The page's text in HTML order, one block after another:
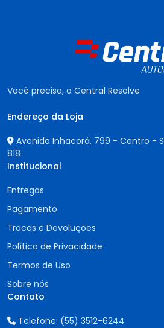
Você precisa, a Central Resolve
Endereço da Loja
Avenida Inhacorá, 799 - Centro -
818
Institucional
Entregas
Pagamento
Trocas e Devoluções
Política de Privacidade
Termos de Uso
Sobre nós
Contato
Telefone: (55) 3512-6244